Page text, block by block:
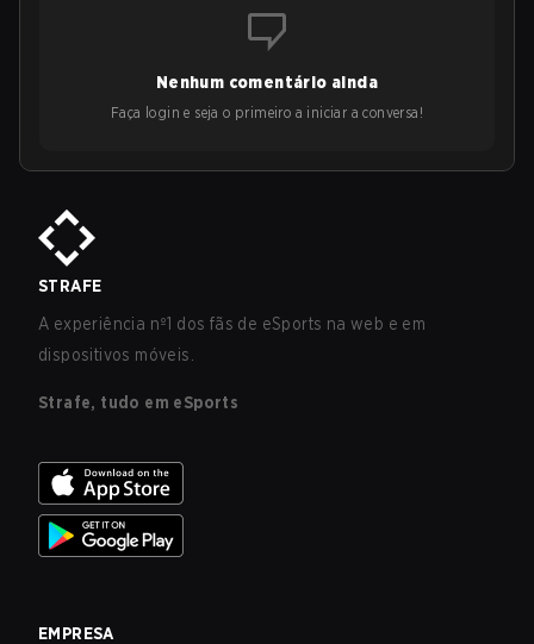
Nenhum comentário ainda
Faça login e seja o primeiro a iniciar a conversa!
STRAFE
A experiência nº1 dos fãs de eSports na web e em
dispositivos móveis.
Strafe, tudo em eSports
EMPRESA